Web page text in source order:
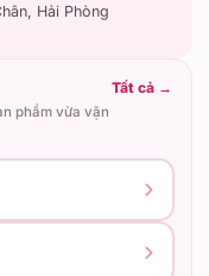
Hải Phòng
phẩm vừa vặn
Tất cả →